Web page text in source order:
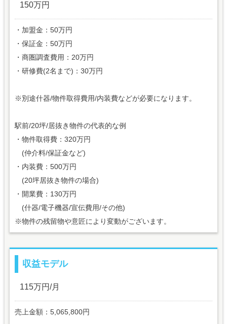
150万円
・加盟金：50万円
・保証金：50万円
・商圏調査費用：20万円
・研修費(2名まで)：30万円
※別途什器/物件取得費用/内装費などが必要になります。
駅前/20坪/居抜き物件の代表的な例
・物件取得費：320万円
(仲介料/保証金など)
・内装費：500万円
(20坪居抜き物件の場合)
・開業費：130万円
(什器/電子機器/宣伝費用/その他)
※物件の残留物や意匠により変動がございます。
収益モデル
115万円/月
売上金額：5,065,800円